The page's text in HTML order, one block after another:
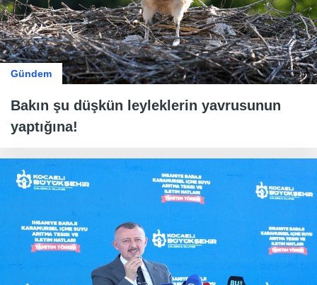
Gündem
Bakın şu düşkün leyleklerin yavrusunun
yaptığına!